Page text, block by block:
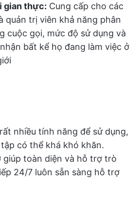
gian thực: Cung cấp cho các
quản trị viên khả năng phân
cuộc gọi, mức độ sử dụng và
bất kể họ đang làm việc ở
nhiều tính năng để sử dụng,
có thể khá khó khăn.
giúp toàn diện và hỗ trợ trò
24/7 luôn sẵn sàng hỗ trợ